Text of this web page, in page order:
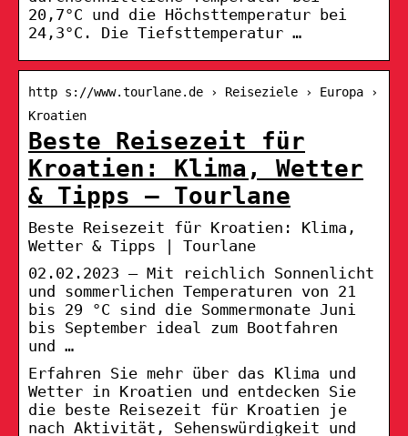
20,7°C und die Höchsttemperatur bei
24,3°C. Die Tiefsttemperatur …
http s://www.tourlane.de › Reiseziele › Europa ›
Kroatien
Beste Reisezeit für
Kroatien: Klima, Wetter
& Tipps – Tourlane
Beste Reisezeit für Kroatien: Klima,
Wetter & Tipps | Tourlane
02.02.2023 — Mit reichlich Sonnenlicht
und sommerlichen Temperaturen von 21
bis 29 °C sind die Sommermonate Juni
bis September ideal zum Bootfahren
und …
Erfahren Sie mehr über das Klima und
Wetter in Kroatien und entdecken Sie
die beste Reisezeit für Kroatien je
nach Aktivität, Sehenswürdigkeit und